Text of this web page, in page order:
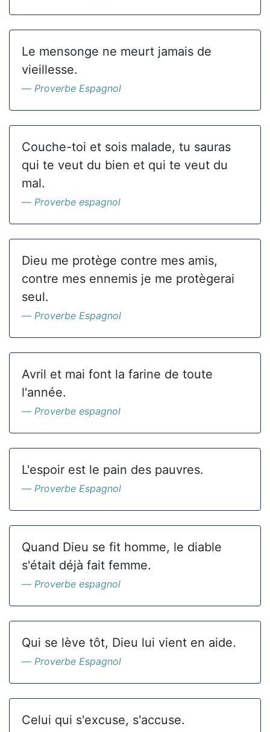
Le mensonge ne meurt jamais de
vieillesse.
Proverbe Espagnol
Couche-toi et sois malade, tu sauras
qui te veut du bien et qui te veut du
mal.
Proverbe espagnol
Dieu me protège contre mes amis,
contre mes ennemis je me protègerai
seul.
Proverbe Espagnol
Avril et mai font la farine de toute
l'année.
Proverbe espagnol
L'espoir est le pain des pauvres.
Proverbe Espagnol
Quand Dieu se fit homme, le diable
s'était déjà fait femme.
Proverbe espagnol
Qui se lève tôt, Dieu lui vient en aide.
Proverbe Espagnol
Celui qui s'excuse, s'accuse.